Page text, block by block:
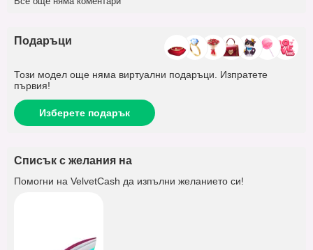
Подаръци
Този модел още няма виртуални подаръци. Изпратете
първия!
Изберете подарък
Списък с желания на
Помогни на VelvetCash да изпълни желанието си!